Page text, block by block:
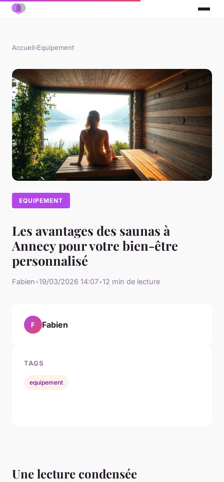
Accueil›Equipement
EQUIPEMENT
Les avantages des saunas à
Annecy pour votre bien-être
personnalisé
Fabien•19/03/2026 14:07•12 min de lecture
Une lecture condensée
F Fabien
TAGS
equipement